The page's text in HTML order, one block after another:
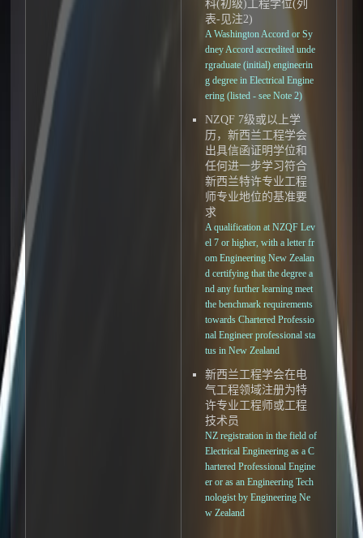
科(初级)工程学位(列
表-见注2)
A Washington Accord or Sy
dney Accord accredited unde
rgraduate (initial) engineerin
g degree in Electrical Engine
ering (listed - see Note 2)
NZQF 7级或以上学
历，新西兰工程学会
出具信函证明学位和
任何进一步学习符合
新西兰特许专业工程
师专业地位的基准要
求
A qualification at NZQF Lev
el 7 or higher, with a letter fr
om Engineering New Zealan
d certifying that the degree a
nd any further learning meet
the benchmark requirements
towards Chartered Professio
nal Engineer professional sta
tus in New Zealand
新西兰工程学会在电
气工程领域注册为特
许专业工程师或工程
技术员
NZ registration in the field of
Electrical Engineering as a C
hartered Professional Engine
er or as an Engineering Tech
nologist by Engineering Ne
w Zealand